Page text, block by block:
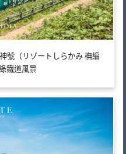
號（リゾートしらかみ 橅編
鐵道風景